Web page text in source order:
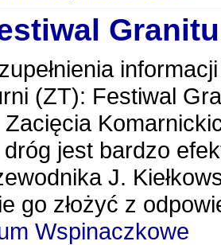
Granitu
(ZT): Festiwal
Zacięcia
jest bardzo
J.
go złożyć z
Wspinaczkowe